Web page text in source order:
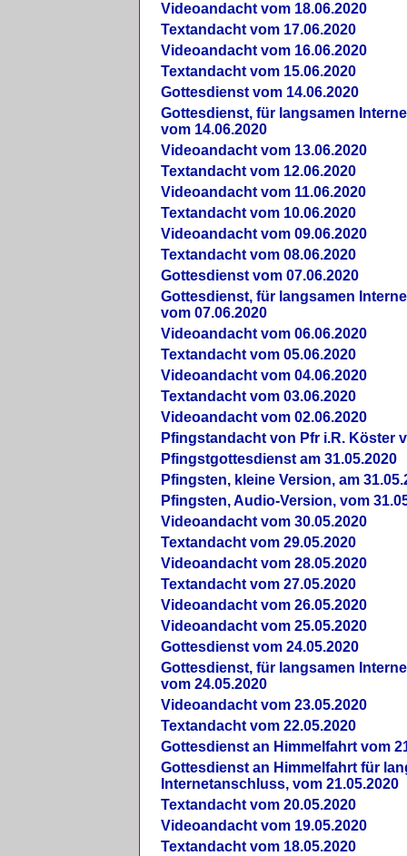
Videoandacht vom 18.06.2020
Textandacht vom 17.06.2020
Videoandacht vom 16.06.2020
Textandacht vom 15.06.2020
Gottesdienst vom 14.06.2020
Gottesdienst, für langsamen
vom 14.06.2020
Videoandacht vom 13.06.2020
Textandacht vom 12.06.2020
Videoandacht vom 11.06.2020
Textandacht vom 10.06.2020
Videoandacht vom 09.06.2020
Textandacht vom 08.06.2020
Gottesdienst vom 07.06.2020
Gottesdienst, für langsamen
vom 07.06.2020
Videoandacht vom 06.06.2020
Textandacht vom 05.06.2020
Videoandacht vom 04.06.2020
Textandacht vom 03.06.2020
Videoandacht vom 02.06.2020
Pfingstandacht von Pfr i.R. Köster
Pfingstgottesdienst am 31.05.2020
Pfingsten, kleine Version, am
Pfingsten, Audio-Version, vom
Videoandacht vom 30.05.2020
Textandacht vom 29.05.2020
Videoandacht vom 28.05.2020
Textandacht vom 27.05.2020
Videoandacht vom 26.05.2020
Videoandacht vom 25.05.2020
Gottesdienst vom 24.05.2020
Gottesdienst, für langsamen
vom 24.05.2020
Videoandacht vom 23.05.2020
Textandacht vom 22.05.2020
Gottesdienst an Himmelfahrt vom
Gottesdienst an Himmelfahrt für
Internetanschluss, vom 21.05.2020
Textandacht vom 20.05.2020
Videoandacht vom 19.05.2020
Textandacht vom 18.05.2020